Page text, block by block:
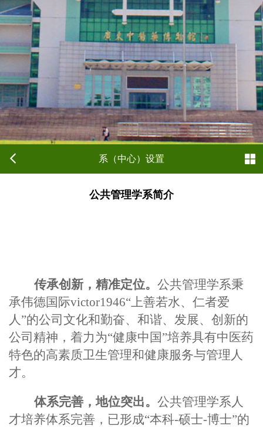
系（中心）设置
公共管理学系简介
传承创新，精准定位。 公共管理学系秉
承伟德国际victor1946“上善若水、仁者爱
人”的公司文化和勤奋、和谐、发展、创新的
公司精神，着力为“健康中国”培养具有中医药
特色的高素质卫生管理和健康服务与管理人
才。
体系完善，地位突出。 公共管理学系人
才培养体系完善，已形成“本科-硕士-博士”的